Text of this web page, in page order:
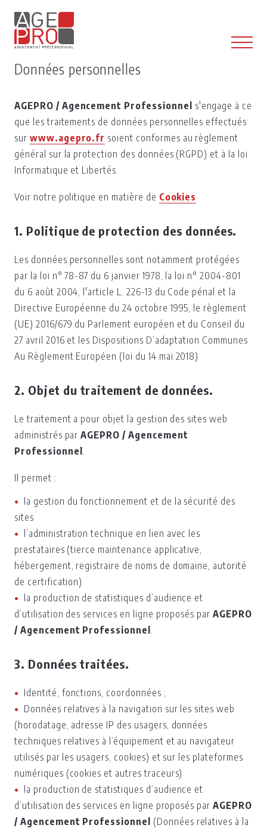
Données personnelles
AGEPRO / Agencement Professionnel s'engage à ce
que les traitements de données personnelles effectués
sur www.agepro.fr soient conformes au règlement
général sur la protection des données (RGPD) et à la loi
Informatique et Libertés.
Voir notre politique en matière de Cookies
1. Politique de protection des données.
Les données personnelles sont notamment protégées
par la loi n° 78-87 du 6 janvier 1978, la loi n° 2004-801
du 6 août 2004, l'article L. 226-13 du Code pénal et la
Directive Européenne du 24 octobre 1995, le règlement
(UE) 2016/679 du Parlement européen et du Conseil du
27 avril 2016 et les Dispositions D’adaptation Communes
Au Règlement Européen (loi du 14 mai 2018)
2. Objet du traitement de données.
Le traitement a pour objet la gestion des sites web
administrés parAGEPRO / Agencement
Professionnel .
Il permet :
la gestion du fonctionnement et de la sécurité des
sites
l’administration technique en lien avec les
prestataires (tierce maintenance applicative,
hébergement, registraire de noms de domaine, autorité
de certification)
la production de statistiques d’audience et
d’utilisation des services en ligne proposés parAGEPRO
/ Agencement Professionnel .
3. Données traitées.
Identité, fonctions, coordonnées ;
Données relatives à la navigation sur les sites web
(horodatage, adresse IP des usagers, données
techniques relatives à l’équipement et au navigateur
utilisés par les usagers, cookies) et sur les plateformes
numériques (cookies et autres traceurs)
la production de statistiques d’audience et
d’utilisation des services en ligne proposés parAGEPRO
/ Agencement Professionnel (Données relatives à la